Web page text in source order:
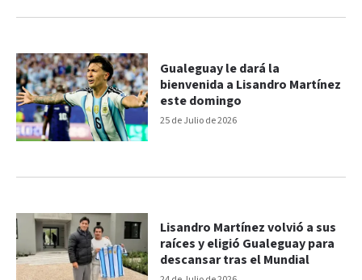
25 de Julio de 2026
Gualeguay le dará la
bienvenida a Lisandro Martínez
este domingo
Lisandro Martínez volvió a sus
raíces y eligió Gualeguay para
descansar tras el Mundial